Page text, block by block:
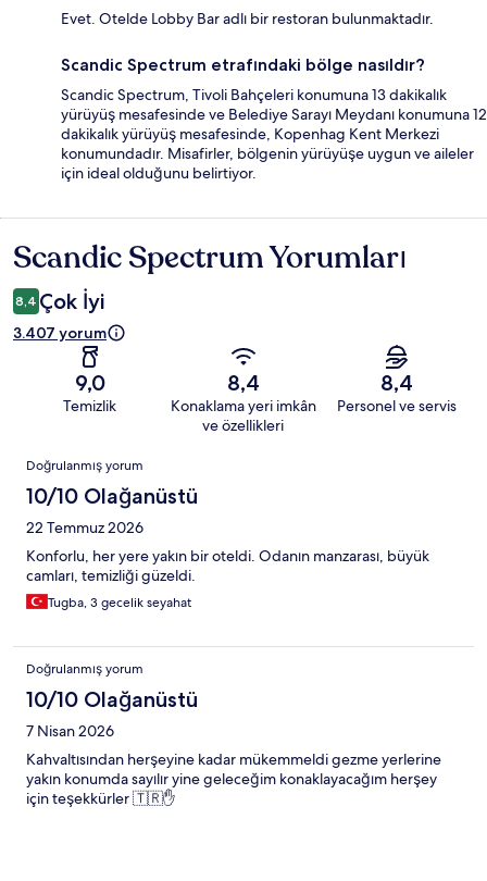
Evet. Otelde Lobby Bar adlı bir restoran bulunmaktadır.
Scandic Spectrum etrafındaki bölge nasıldır?
Scandic Spectrum, Tivoli Bahçeleri konumuna 13 dakikalık
yürüyüş mesafesinde ve Belediye Sarayı Meydanı konumuna 12
dakikalık yürüyüş mesafesinde, Kopenhag Kent Merkezi
konumundadır. Misafirler, bölgenin yürüyüşe uygun ve aileler
için ideal olduğunu belirtiyor.
Yorumlar
Scandic Spectrum Yorumları
8,4 Çok İyi
3.407 yorum
9,0
Temizlik
8,4
Konaklama yeri imkân
ve özellikleri
8,4
Personel ve servis
Yorumlar
Doğrulanmış yorum
10/10 Olağanüstü
22 Temmuz 2026
Konforlu, her yere yakın bir oteldi. Odanın manzarası, büyük
camları, temizliği güzeldi.
Tugba, 3 gecelik seyahat
Doğrulanmış yorum
10/10 Olağanüstü
7 Nisan 2026
Kahvaltısından herşeyine kadar mükemmeldi gezme yerlerine
yakın konumda sayılır yine geleceğim konaklayacağım herşey
için teşekkürler 🇹🇷✋